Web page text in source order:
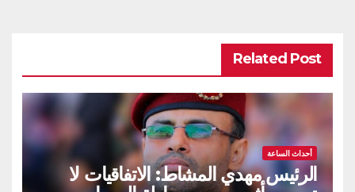
Related Post
أحداث الساعة
الرئيس مهدي المشاط: الاتفاقيات لا